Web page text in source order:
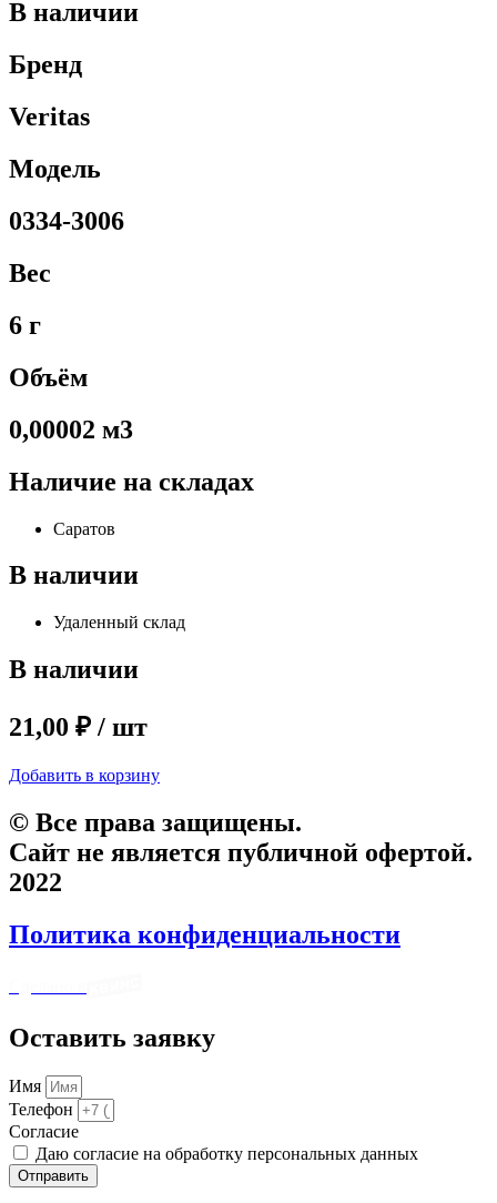
В наличии
Бренд
Veritas
Модель
0334-3006
Вес
6 г
Объём
0,00002 м3
Наличие на складах
Саратов
В наличии
Удаленный склад
В наличии
21,00 ₽ / шт
Добавить в корзину
© Все права защищены.
Сайт не является публичной офертой.
2022
Политика конфиденциальности
Оставить заявку
Имя
Телефон
Cогласие
Даю согласие на обработку персональных данных
Отправить